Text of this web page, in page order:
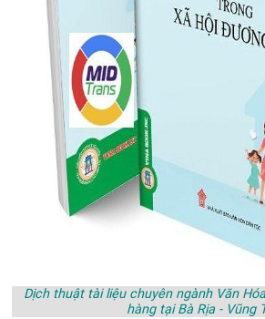
Dịch thuật tài liệu chuyên ngành Văn
hàng tại Bà Rịa - Vũng